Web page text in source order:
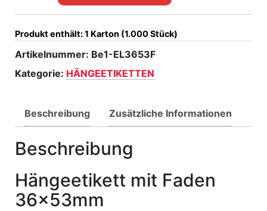
Produkt enthält: 1 Karton (1.000 Stück)
Artikelnummer: Be1-EL3653F
Kategorie: HÄNGEETIKETTEN
Beschreibung Zusätzliche Informationen
Beschreibung
Hängeetikett mit Faden
36x53mm